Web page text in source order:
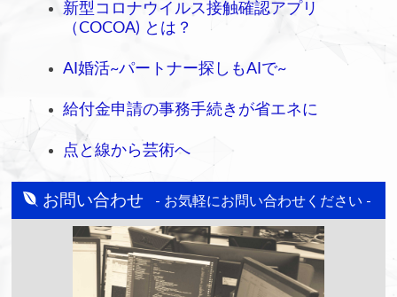
新型コロナウイルス接触確認アプリ
（COCOA) とは？
AI婚活~パートナー探しもAIで~
給付金申請の事務手続きが省エネに
点と線から芸術へ
お問い合わせ - お気軽にお問い合わせください -